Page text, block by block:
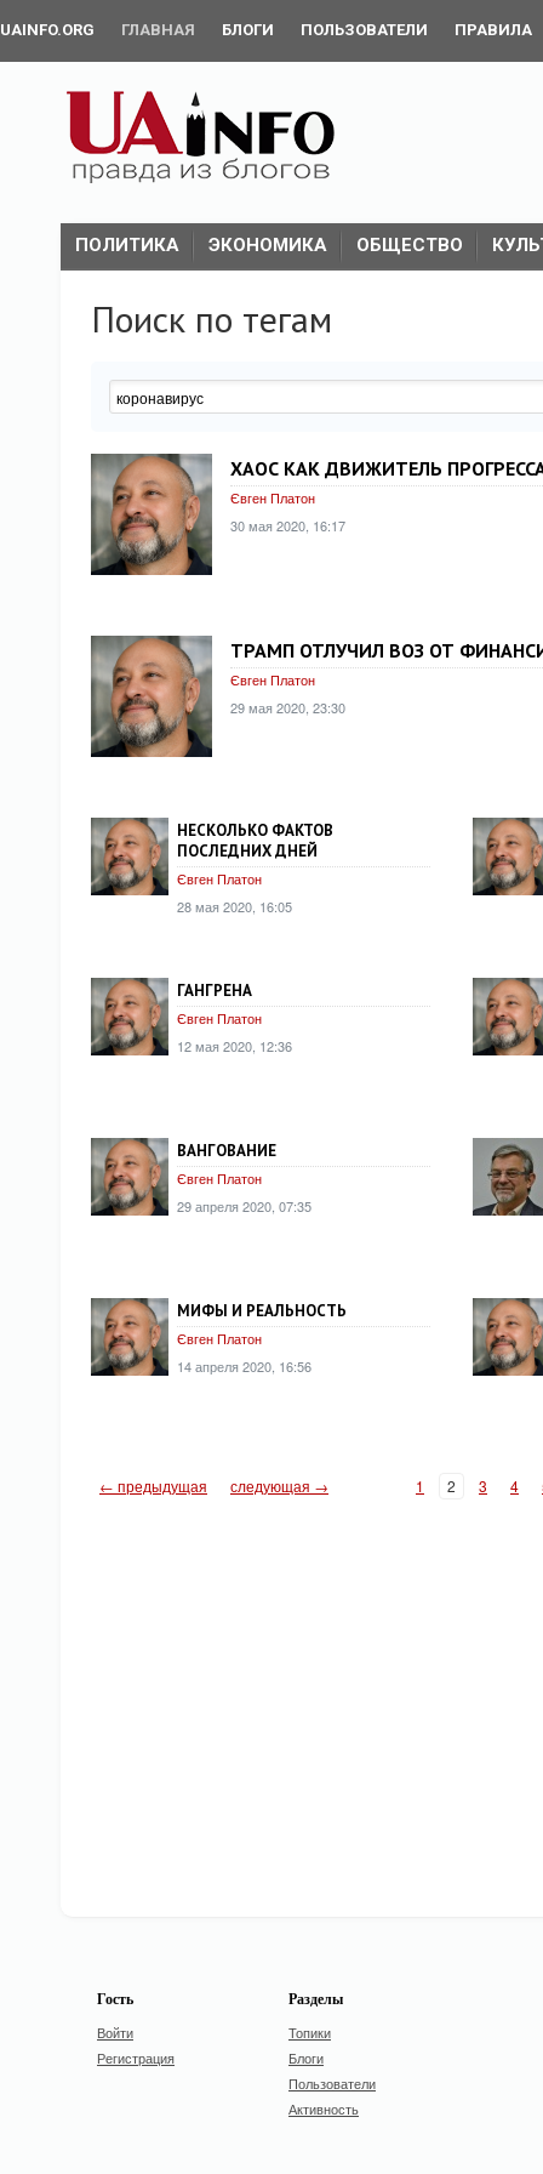
UAINFO.ORG ГЛАВНАЯ БЛОГИ ПОЛЬЗОВАТЕЛИ ПРАВИЛА
ПОЛИТИКА ЭКОНОМИКА ОБЩЕСТВО
Поиск по тегам
ХАОС КАК ДВИЖИТЕЛЬ
Євген Платон
30 мая 2020, 16:17
ТРАМП ОТЛУЧИЛ ВОЗ ОТ
Євген Платон
29 мая 2020, 23:30
НЕСКОЛЬКО ФАКТОВ
ПОСЛЕДНИХ ДНЕЙ
Євген Платон
28 мая 2020, 16:05
ГАНГРЕНА
Євген Платон
12 мая 2020, 12:36
ВАНГОВАНИЕ
Євген Платон
29 апреля 2020, 07:35
МИФЫ И РЕАЛЬНОСТЬ
Євген Платон
14 апреля 2020, 16:56
← предыдущая следующая → 1 2 3 4
Гость
Войти
Регистрация
Разделы
Топики
Блоги
Пользователи
Активность